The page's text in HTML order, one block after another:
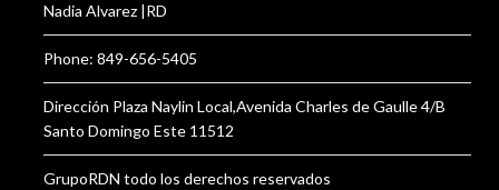
Nadia Alvarez |RD
Phone: 849-656-5405
Dirección Plaza Naylin Local,Avenida Charles de Gaulle 4/B
Santo Domingo Este 11512
GrupoRDN todo los derechos reservados